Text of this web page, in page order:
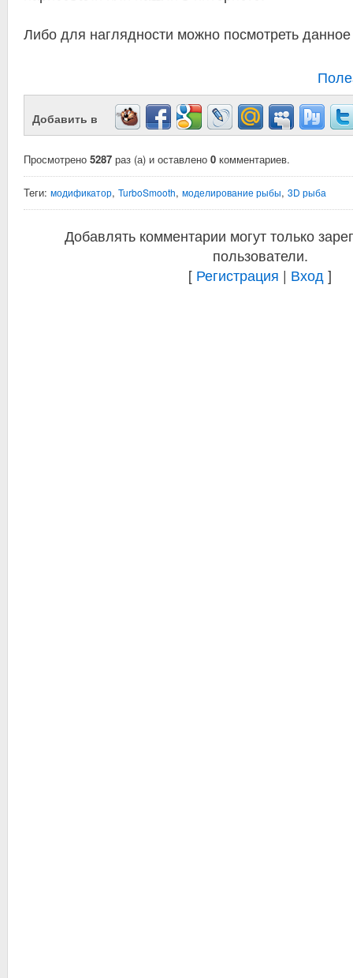
Либо для наглядности можно посмотреть
Добавить в
Просмотрено 5287 раз (а) и оставлено 0 комментариев.
Теги: модификатор, TurboSmooth, моделирование рыбы, 3D рыба
Добавлять комментарии могут только
пользователи.
[ Регистрация | Вход ]